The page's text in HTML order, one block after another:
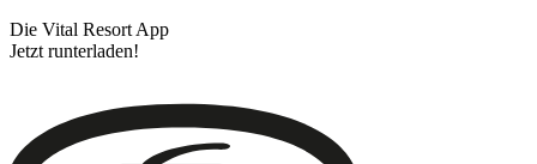
Die Vital Resort App
Jetzt runterladen!